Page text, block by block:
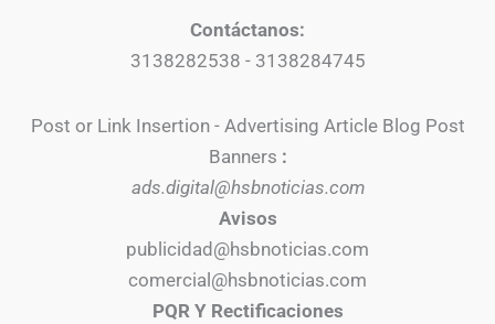
Contáctanos:
3138282538 - 3138284745
Post or Link Insertion - Advertising Article Blog Post
Banners :
ads.digital@hsbnoticias.com
Avisos
publicidad@hsbnoticias.com
comercial@hsbnoticias.com
PQR Y Rectificaciones